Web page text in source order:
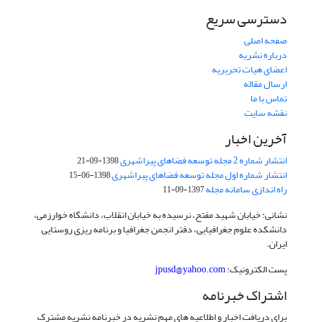
دسترسی سریع
صفحه اصلی
درباره نشریه
اعضای هیات تحریریه
ارسال مقاله
تماس با ما
نقشه سایت
آخرین اخبار
انتشار شماره 2 مجله توسعه فضاهای پیراشهری 1398-09-21
انتشار شماره اول مجله توسعه فضاهای پیراشهری1398-06-15
راه اندازی سامانه مجله1397-09-11
نشانی: خیابان شهید مفتح، نرسیده به خیابان انقلاب، دانشگاه خوارزمی،
دانشکده علوم جغرافیایی، دفتر انجمن جغرافیا و برنامه ریزی روستایی
ایران.
پست الکترونیک:jpusd@yahoo.com
اشتراک خبرنامه
برای دریافت اخبار و اطلاعیه های مهم نشریه در خبرنامه نشریه مشترک